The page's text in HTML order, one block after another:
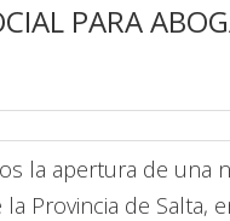
PARA
la apertura de una
Provincia de Salta,